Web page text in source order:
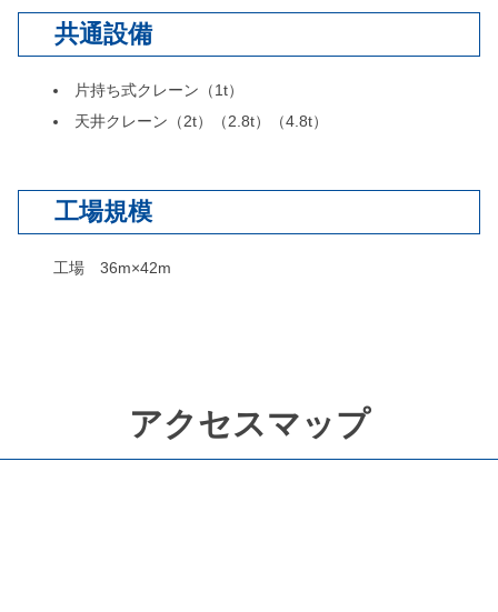
共通設備
片持ち式クレーン（1t）
天井クレーン（2t）（2.8t）（4.8t）
工場規模
工場 36m×42m
アクセスマップ